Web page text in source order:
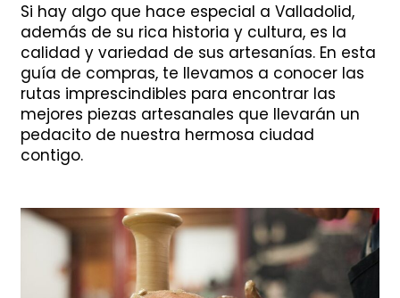
Si hay algo que hace especial a Valladolid,
además de su rica historia y cultura, es la
calidad y variedad de sus artesanías. En esta
guía de compras, te llevamos a conocer las
rutas imprescindibles para encontrar las
mejores piezas artesanales que llevarán un
pedacito de nuestra hermosa ciudad
contigo.